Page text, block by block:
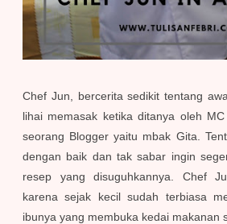
Chef Jun, bercerita sedikit tentang
lihai memasak ketika ditanya oleh
seorang Blogger yaitu mbak Gita.
dengan baik dan tak sabar ingin
resep yang disuguhkannya. Chef
karena sejak kecil sudah terbiasa
ibunya yang membuka kedai makanan